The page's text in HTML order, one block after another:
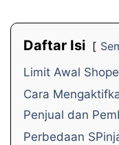
Daftar Isi
Limit Awal
Cara
Penjual dan
Perbedaan